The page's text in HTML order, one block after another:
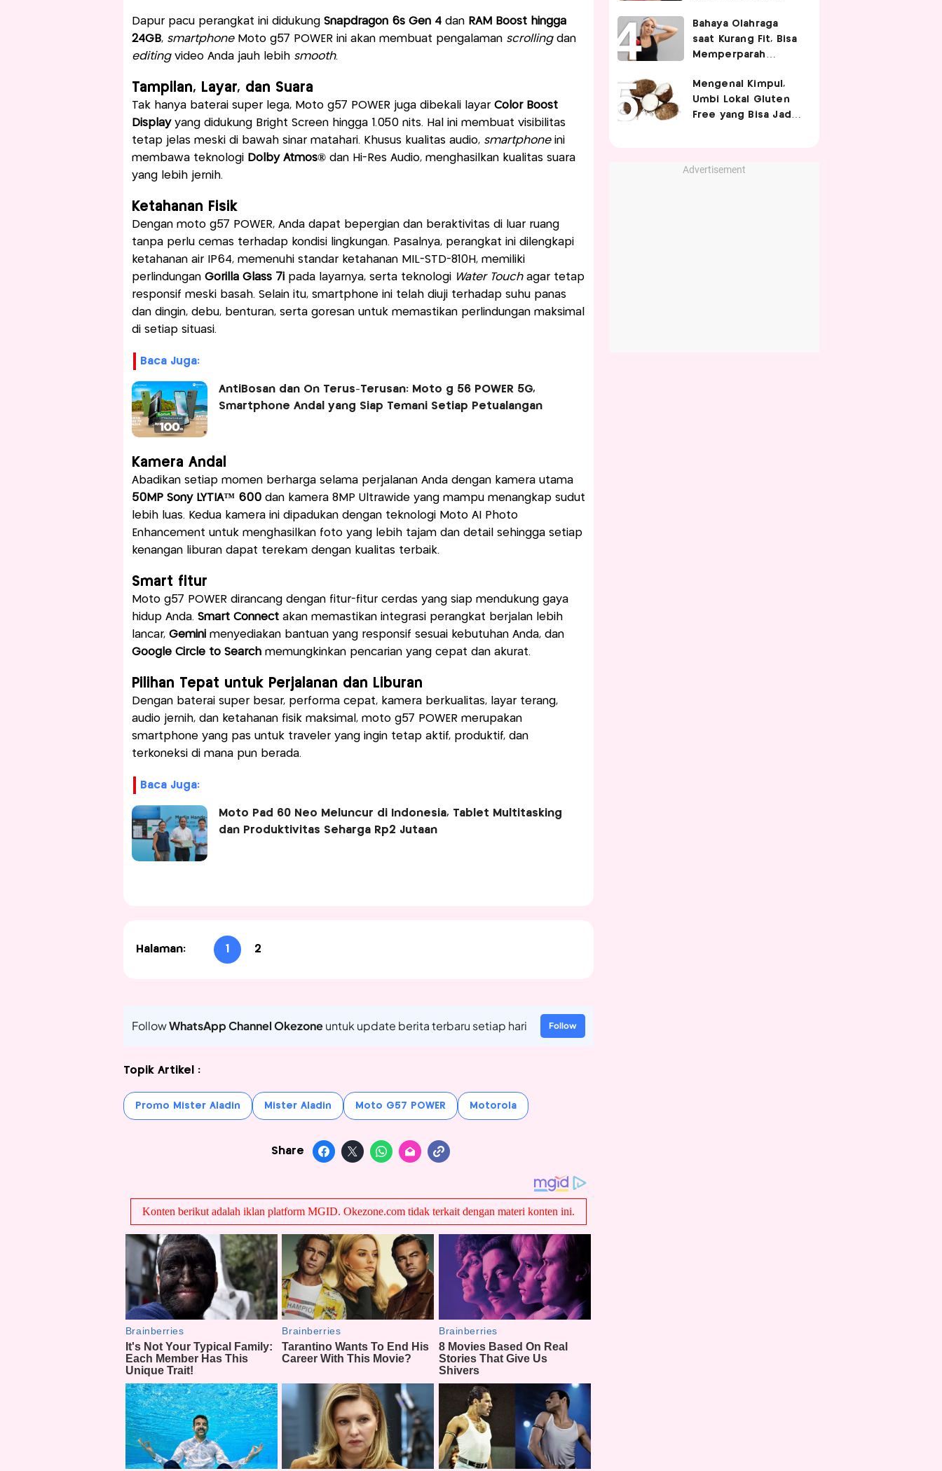
Dapur pacu perangkat ini didukung Snapdragon 6s Gen 4dan RAM Boost hingga
24GB, smartphoneMoto g57 POWER ini akan membuat pengalaman scrollingdan
editingvideo Anda jauh lebih smooth.
Tampilan, Layar, dan Suara
Tak hanya baterai super lega, Moto g57 POWER juga dibekali layar Color Boost
Displayyang didukung Bright Screen hingga 1.050 nits. Hal ini membuat visibilitas
tetap jelas meski di bawah sinar matahari. Khusus kualitas audio, smartphone ini
membawa teknologi Dolby Atmos®dan Hi-Res Audio, menghasilkan kualitas suara
yang lebih jernih.
Ketahanan Fisik
Dengan moto g57 POWER, Anda dapat bepergian dan beraktivitas di luar ruang
tanpa perlu cemas terhadap kondisi lingkungan. Pasalnya, perangkat ini dilengkapi
ketahanan air IP64, memenuhi standar ketahanan MIL-STD-810H, memiliki
perlindungan Gorilla Glass 7ipada layarnya, serta teknologi Water Touchagar tetap
responsif meski basah. Selain itu, smartphone ini telah diuji terhadap suhu panas
dan dingin, debu, benturan, serta goresan untuk memastikan perlindungan maksimal
di setiap situasi.
Baca Juga:
AntiBosan dan On Terus-Terusan: Moto g 56 POWER 5G,
Smartphone Andal yang Siap Temani Setiap Petualangan
Kamera Andal
Abadikan setiap momen berharga selama perjalanan Anda dengan kamera utama
50MP Sony LYTIA™ 600dan kamera 8MP Ultrawide yang mampu menangkap sudut
lebih luas. Kedua kamera ini dipadukan dengan teknologi Moto AI Photo
Enhancement untuk menghasilkan foto yang lebih tajam dan detail sehingga setiap
kenangan liburan dapat terekam dengan kualitas terbaik.
Smart fitur
Moto g57 POWER dirancang dengan fitur-fitur cerdas yang siap mendukung gaya
hidup Anda. Smart Connectakan memastikan integrasi perangkat berjalan lebih
lancar, Geminimenyediakan bantuan yang responsif sesuai kebutuhan Anda, dan
Google Circle to Searchmemungkinkan pencarian yang cepat dan akurat.
Pilihan Tepat untuk Perjalanan dan Liburan
Dengan baterai super besar, performa cepat, kamera berkualitas, layar terang,
audio jernih, dan ketahanan fisik maksimal, moto g57 POWER merupakan
smartphone yang pas untuk traveler yang ingin tetap aktif, produktif, dan
terkoneksi di mana pun berada.
Baca Juga:
Moto Pad 60 Neo Meluncur di Indonesia, Tablet Multitasking
dan Produktivitas Seharga Rp2 Jutaan
Halaman: 1 2
FollowWhatsApp Channel Okezoneuntuk update berita terbaru setiap hari Follow
Topik Artikel :
Promo Mister Aladin Mister Aladin Moto G57 POWER Motorola
Share
Pakai Bando Rp10
Juta
Bahaya Olahraga
saat Kurang Fit, Bisa
Memperparah
Mengenal Kimpul,
Umbi Lokal Gluten
Free yang Bisa Jadi
Advertisement